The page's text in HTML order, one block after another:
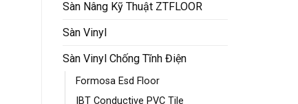
Sàn Nâng Kỹ Thuật ZTFLOOR
Sàn Vinyl
Sàn Vinyl Chống Tĩnh Điện
Formosa Esd Floor
IBT Conductive PVC Tile